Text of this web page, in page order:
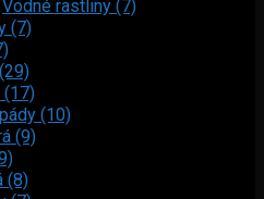
Vodné rastliny (7)
(7)
(17)
(10)
(9)
(8)